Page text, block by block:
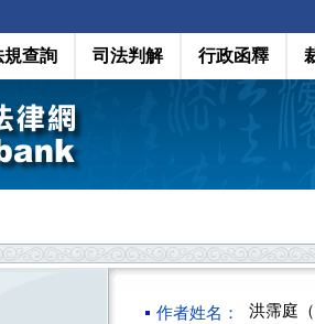
規查詢 司法判解 行政函釋
作者姓名： 洪霈庭